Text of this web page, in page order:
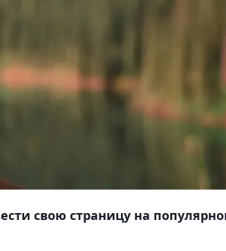
свою страницу на